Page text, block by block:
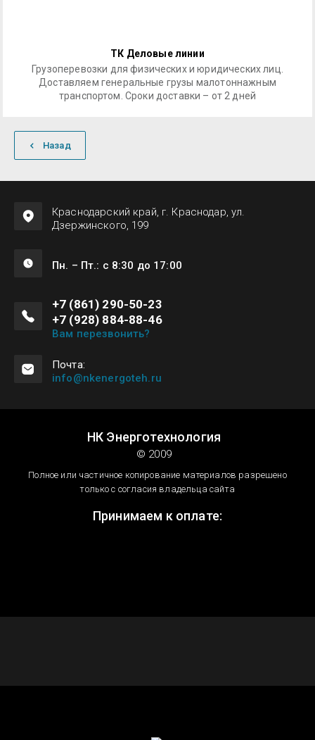
ТК Деловые линии
Грузоперевозки для физических и юридических лиц.
Доставляем генеральные грузы малотоннажным
транспортом. Сроки доставки – от 2 дней
Назад
Краснодарский край, г. Краснодар, ул.
Дзержинского, 199
Пн. – Пт.: с 8:30 до 17:00
+7 (861) 290-50-23
+7 (928) 884-88-46
Вам перезвонить?
Почта:
info@nkenergoteh.ru
НК Энерготехнология
© 2009
Полное или частичное копирование материалов разрешено
только с согласия владельца сайта
Принимаем к оплате: